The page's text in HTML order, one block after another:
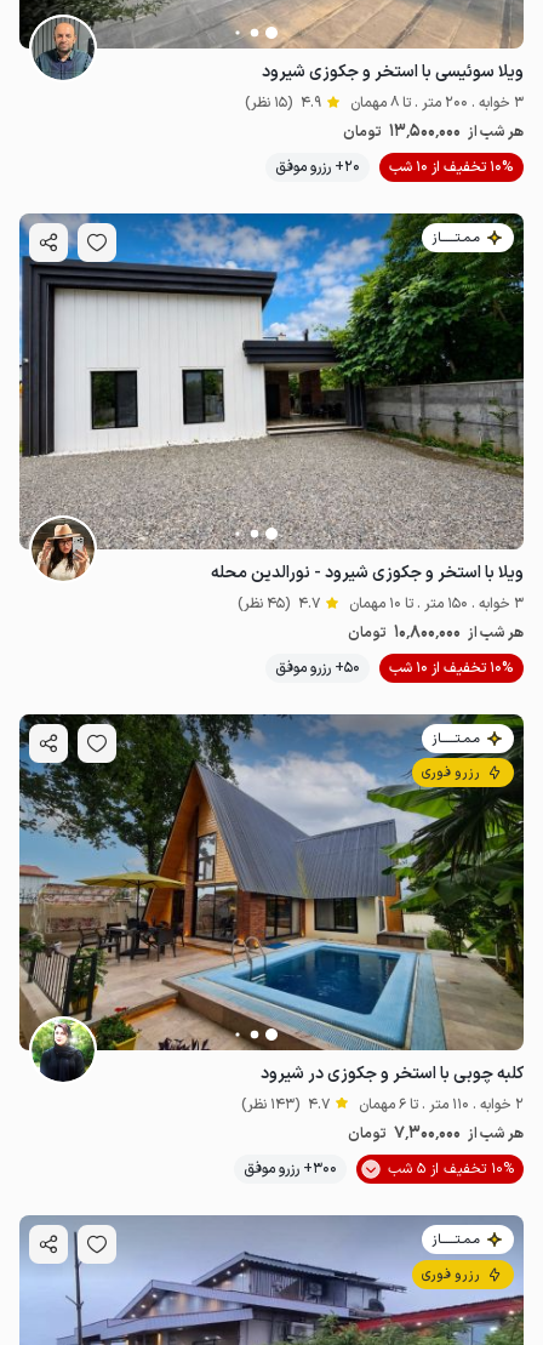
ویلا سوئیسی با استخر و جکوزی شیرود
3 خوابه . 200 متر . تا 8 مهمان 4.9 (15 نظر)
هر شب از 13٬500٬000 تومان
10% تخفیف از 10 شب
20+ رزرو موفق
مـمـتــــــاز
ویلا با استخر و جکوزی شیرود - نورالدین محله
3 خوابه . 150 متر . تا 10 مهمان 4.7 (45 نظر)
هر شب از 10٬800٬000 تومان
10% تخفیف از 10 شب
50+ رزرو موفق
مـمـتــــــاز
رزرو فوری
کلبه چوبی با استخر و جکوزی در شیرود
2 خوابه . 110 متر . تا 6 مهمان 4.7 (143 نظر)
هر شب از 7٬300٬000 تومان
10% تخفیف از 5 شب
300+ رزرو موفق
مـمـتــــــاز
رزرو فوری